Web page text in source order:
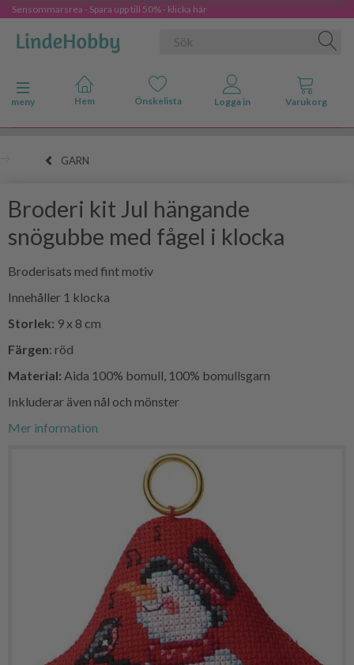
Sensommarsrea - Spara upp till 50% - klicka här
Ändra navigering
meny
GARN
Broderi kit Jul hängande
snögubbe med fågel i klocka
Broderisats med fint motiv
Innehåller 1 klocka
Storlek: 9 x 8 cm
Färgen: röd
Material: Aida 100% bomull, 100% bomullsgarn
Inkluderar även nål och mönster
Mer information